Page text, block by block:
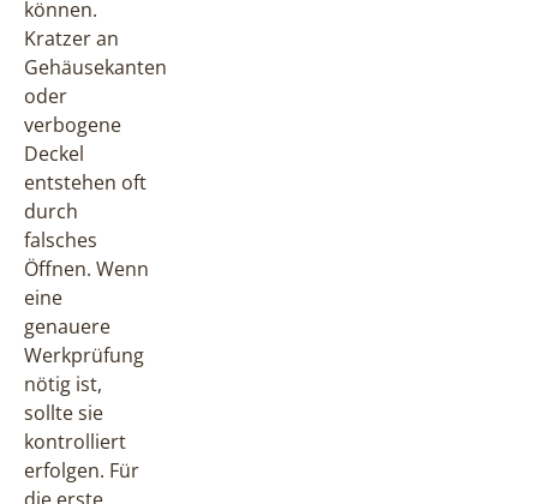
können.
Kratzer an
Gehäusekanten
oder
verbogene
Deckel
entstehen oft
durch
falsches
Öffnen. Wenn
eine
genauere
Werkprüfung
nötig ist,
sollte sie
kontrolliert
erfolgen. Für